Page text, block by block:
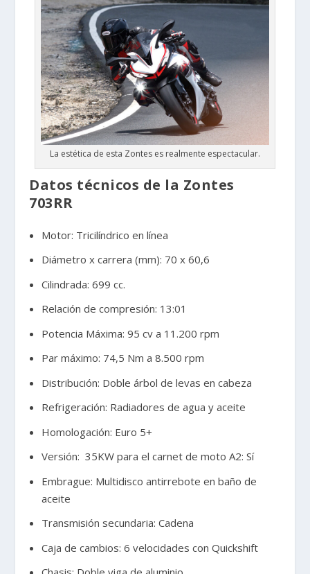
La estética de esta Zontes es realmente espectacular.
Datos técnicos de la Zontes
703RR
Motor: Tricilíndrico en línea
Diámetro x carrera (mm): 70 x 60,6
Cilindrada: 699 cc.
Relación de compresión: 13:01
Potencia Máxima: 95 cv a 11.200 rpm
Par máximo: 74,5 Nm a 8.500 rpm
Distribución: Doble árbol de levas en cabeza
Refrigeración: Radiadores de agua y aceite
Homologación: Euro 5+
Versión: 35KW para el carnet de moto A2: Sí
Embrague: Multidisco antirrebote en baño de
aceite
Transmisión secundaria: Cadena
Caja de cambios: 6 velocidades con Quickshift